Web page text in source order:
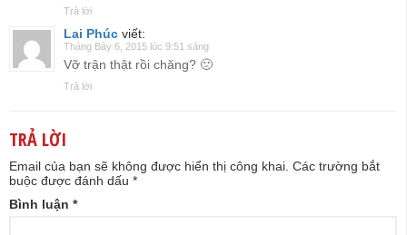
Trả lời
Lai Phúc viết:
Tháng Bảy 6, 2015 lúc 9:51 sáng
Vỡ trận thật rồi chăng? 🙁
Trả lời
TRẢ LỜI
Email của bạn sẽ không được hiển thị công khai. Các trường bắt
buộc được đánh dấu *
Bình luận *